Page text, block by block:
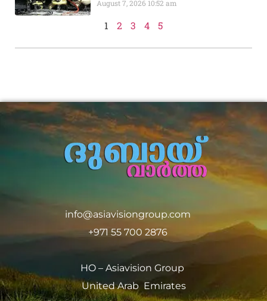
August 7, 2026 10:52 am
1 2 3 4 5
info@asiavisiongroup.com
+971 55 700 2876
HO – Asiavision Group
United Arab Emirates